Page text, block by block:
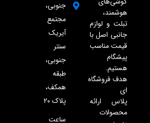
هوشمند،
تبلت و لوازم
جانبی اصل با
قیمت مناسب
پیشگام
هستیم.
هدف فروشگاه
ای
پلاس ارائه
محصولات
جنوبی،
مجتمع
آیریک
سنتر
جنوبی،
طبقه
همکف،
پلاک ۲۰
ساعت